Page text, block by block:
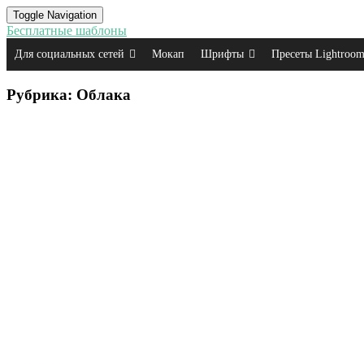
Toggle Navigation
Бесплатные шаблоны
Для социальных сетей Мокап Шрифты Пресеты Lightroom
Рубрика: Облака